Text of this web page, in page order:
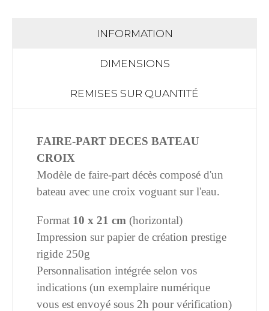
INFORMATION
DIMENSIONS
REMISES SUR QUANTITÉ
FAIRE-PART DECES BATEAU
CROIX
Modèle de faire-part décès composé d'un
bateau avec une croix voguant sur l'eau.
Format 10 x 21 cm (horizontal)
Impression sur papier de création prestige
rigide 250g
Personnalisation intégrée selon vos
indications (un exemplaire numérique
vous est envoyé sous 2h pour vérification)